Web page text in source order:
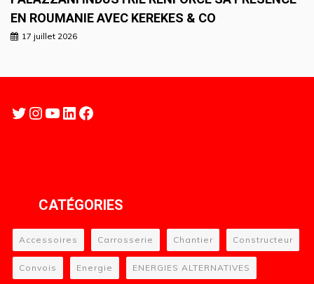
EN ROUMANIE AVEC KEREKES & CO
17 juillet 2026
Twitter
Instagram
YouTube
LinkedIn
Facebook
CATÉGORIES
Accessoires Carrosserie Chantier Constructeur
Convois Energie ENERGIES ALTERNATIVES